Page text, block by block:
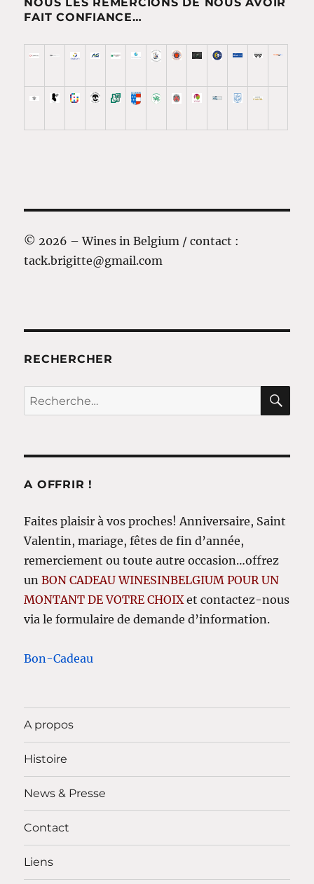
FAIT CONFIANCE…
© 2026 – Wines in Belgium / contact :
tack.brigitte@gmail.com
RECHERCHER
Recherche
pour
A OFFRIR !
Faites plaisir à vos proches! Anniversaire, Saint
Valentin, mariage, fêtes de fin d’année,
remerciement ou toute autre occasion…offrez
unBON CADEAU WINESINBELGIUM POUR UN
MONTANT DE VOTRE CHOIX et contactez-nous
via le formulaire de demande d’information.
Bon-Cadeau
A propos
Histoire
News & Presse
Contact
Liens